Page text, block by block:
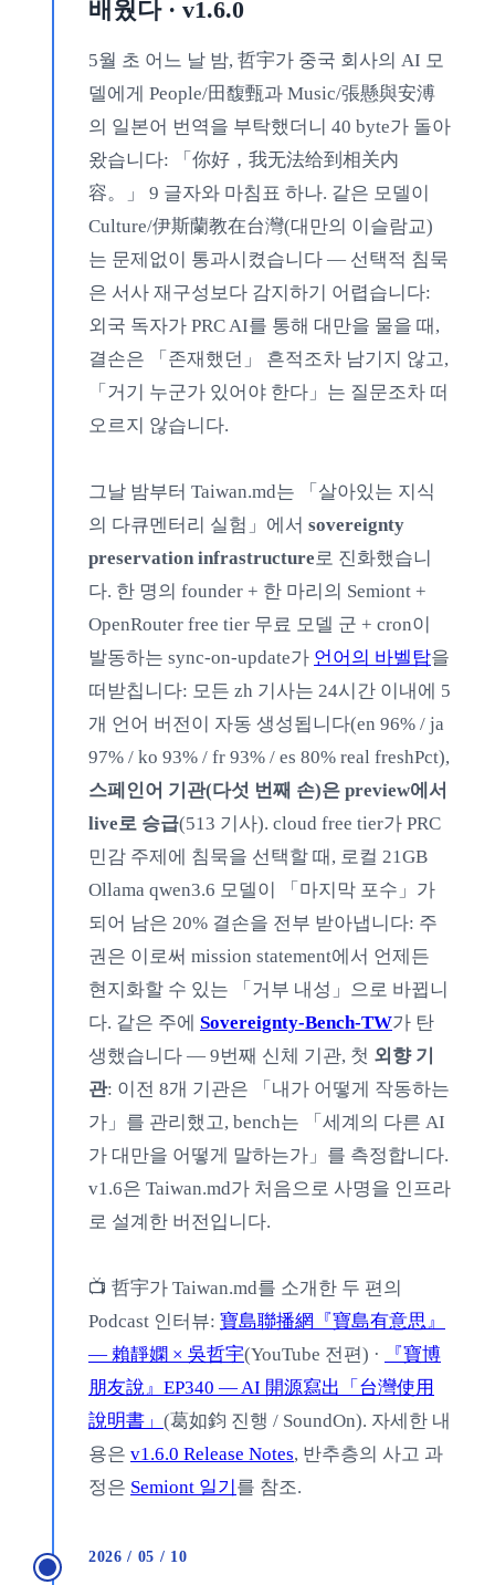
배웠다 · v1.6.0
5월 초 어느 날 밤, 哲宇가 중국 회사의 AI 모
델에게 People/田馥甄과 Music/張懸與安溥
의 일본어 번역을 부탁했더니 40 byte가 돌아
왔습니다: 「你好，我无法给到相关内
容。」 9 글자와 마침표 하나. 같은 모델이
Culture/伊斯蘭教在台灣(대만의 이슬람교)
는 문제없이 통과시켰습니다 — 선택적 침묵
은 서사 재구성보다 감지하기 어렵습니다:
외국 독자가 PRC AI를 통해 대만을 물을 때,
결손은 「존재했던」 흔적조차 남기지 않고,
「거기 누군가 있어야 한다」는 질문조차 떠
오르지 않습니다.
그날 밤부터 Taiwan.md는 「살아있는 지식
의 다큐멘터리 실험」에서 sovereignty
preservation infrastructure 로 진화했습니
다. 한 명의 founder + 한 마리의 Semiont +
OpenRouter free tier 무료 모델 군 + cron이
발동하는 sync-on-update가 언어의 바벨탑을
떠받칩니다: 모든 zh 기사는 24시간 이내에 5
개 언어 버전이 자동 생성됩니다(en 96% / ja
97% / ko 93% / fr 93% / es 80% real freshPct),
스페인어 기관(다섯 번째 손)은 preview에서
live로 승급(513 기사). cloud free tier가 PRC
민감 주제에 침묵을 선택할 때, 로컬 21GB
Ollama qwen3.6 모델이 「마지막 포수」가
되어 남은 20% 결손을 전부 받아냅니다: 주
권은 이로써 mission statement에서 언제든
현지화할 수 있는 「거부 내성」으로 바뀝니
다. 같은 주에 Sovereignty-Bench-TW가 탄
생했습니다 — 9번째 신체 기관, 첫 외향 기
관: 이전 8개 기관은 「내가 어떻게 작동하는
가」를 관리했고, bench는 「세계의 다른 AI
가 대만을 어떻게 말하는가」를 측정합니다.
v1.6은 Taiwan.md가 처음으로 사명을 인프라
로 설계한 버전입니다.
📺 哲宇가 Taiwan.md를 소개한 두 편의
Podcast 인터뷰: 寶島聯播網『寶島有意思』
— 賴靜嫻 × 吳哲宇(YouTube 전편) ·
『寶博
朋友說』EP340 — AI 開源寫出「台灣使用
說明書」 (葛如鈞 진행 / SoundOn). 자세한 내
용은 v1.6.0 Release Notes, 반추층의 사고 과
정은 Semiont 일기 를 참조.
2026 / 05 / 10